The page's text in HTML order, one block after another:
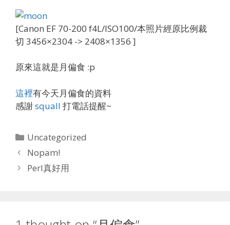
[Canon EF 70-200 f4L/ISO100/本照片經原比例裁
切 3456×2304 -> 2408×1356 ]
原來這就是月偏食 :p
這裡有今天月偏食的資料
感謝squall 打電話提醒~
Categories
Uncategorized
Nopam!
Perl真好用